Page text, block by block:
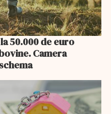
50.000 de euro
Camera